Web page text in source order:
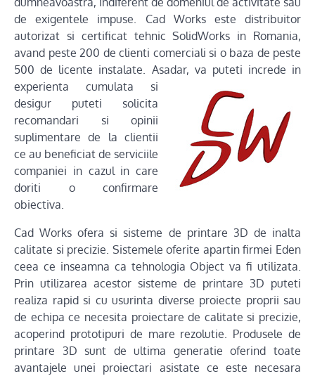
de exigentele impuse. Cad Works este distribuitor
autorizat si certificat tehnic SolidWorks in Romania,
avand peste 200 de clienti comerciali si o baza de peste
500 de licente instalate. Asadar, va puteti increde in
experienta cumulata si
desigur puteti solicita
recomandari si opinii
suplimentare de la clientii
ce au beneficiat de serviciile
companiei in cazul in care
doriti o confirmare
obiectiva.
Cad Works ofera si sisteme de printare 3D de inalta
calitate si precizie. Sistemele oferite apartin firmei Eden
ceea ce inseamna ca tehnologia Object va fi utilizata.
Prin utilizarea acestor sisteme de printare 3D puteti
realiza rapid si cu usurinta diverse proiecte proprii sau
de echipa ce necesita proiectare de calitate si precizie,
acoperind prototipuri de mare rezolutie. Produsele de
printare 3D sunt de ultima generatie oferind toate
avantajele unei proiectari asistate ce este necesara